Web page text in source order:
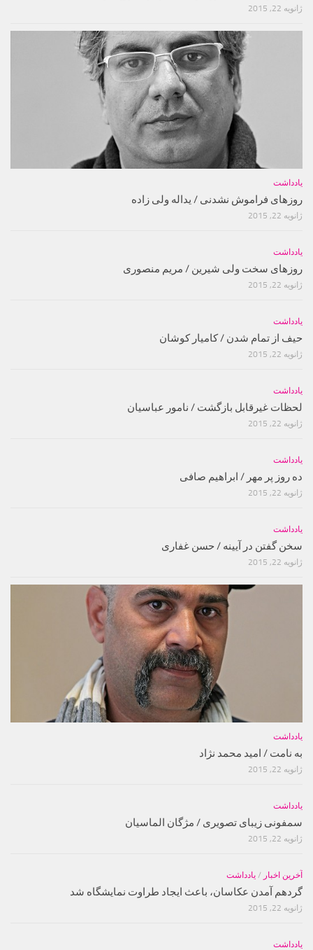
ژانویه 22, 2015
یادداشت
روزهای فراموش نشدنی / یداله ولی زاده
ژانویه 22, 2015
یادداشت
روزهای سخت ولی شیرین / مریم منصوری
ژانویه 22, 2015
یادداشت
حیف از تمام شدن / کامیار کوشان
ژانویه 22, 2015
یادداشت
لحظات غیرقابل بازگشت / نامور عباسیان
ژانویه 22, 2015
یادداشت
ده روز پر مهر / ابراهیم صافی
ژانویه 22, 2015
یادداشت
سخن گفتن در آیینه / حسن غفارى
ژانویه 22, 2015
یادداشت
به نامت / امید محمد نژاد
ژانویه 22, 2015
یادداشت
سمفونی زیبای تصویری / مژگان الماسیان
ژانویه 22, 2015
آخرین اخبار / یادداشت
گردهم آمدن عکاسان، باعث ایجاد طراوت نمایشگاه شد
ژانویه 22, 2015
یادداشت